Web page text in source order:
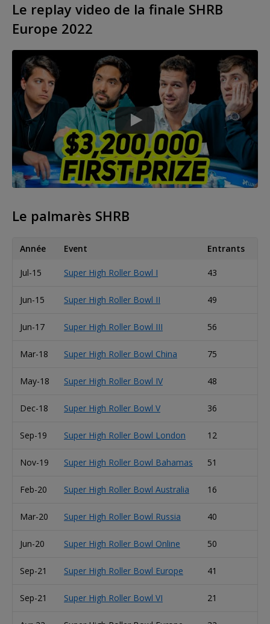
Le replay video de la finale SHRB
Europe 2022
Le palmarès SHRB
Année Event Entrants
Jul-15 Super High Roller Bowl I 43
Jun-15 Super High Roller Bowl II 49
Jun-17 Super High Roller Bowl III 56
Mar-18 Super High Roller Bowl China 75
May-18 Super High Roller Bowl IV 48
Dec-18 Super High Roller Bowl V 36
Sep-19 Super High Roller Bowl London 12
Nov-19 Super High Roller Bowl Bahamas 51
Feb-20 Super High Roller Bowl Australia 16
Mar-20 Super High Roller Bowl Russia 40
Jun-20 Super High Roller Bowl Online 50
Sep-21 Super High Roller Bowl Europe 41
Sep-21 Super High Roller Bowl VI 21